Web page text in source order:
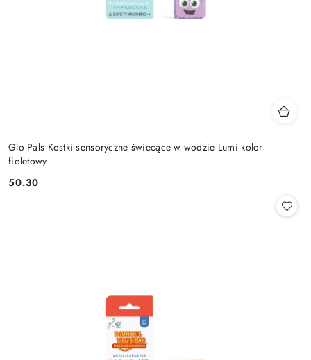
Glo Pals Kostki sensoryczne świecące w wodzie Lumi kolor
fioletowy
Cena:
50.30